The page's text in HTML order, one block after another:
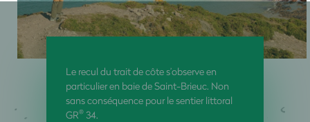
Le recul du trait de côte s’observe en
particulier en baie de Saint-Brieuc. Non
sans conséquence pour le sentier littoral
GR® 34.